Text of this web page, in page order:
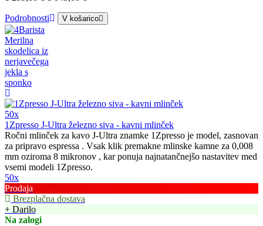
Podrobnosti V košarico
50x
1Zpresso J-Ultra železno siva - kavni mlinček
Ročni mlinček za kavo J-Ultra znamke 1Zpresso je model, zasnovan
za pripravo espressa . Vsak klik premakne mlinske kamne za 0,008
mm oziroma 8 mikronov , kar ponuja najnatančnejšo nastavitev med
vsemi modeli 1Zpresso.
50x
Prodaja
Brezplačna dostava
+ Darilo
Na zalogi